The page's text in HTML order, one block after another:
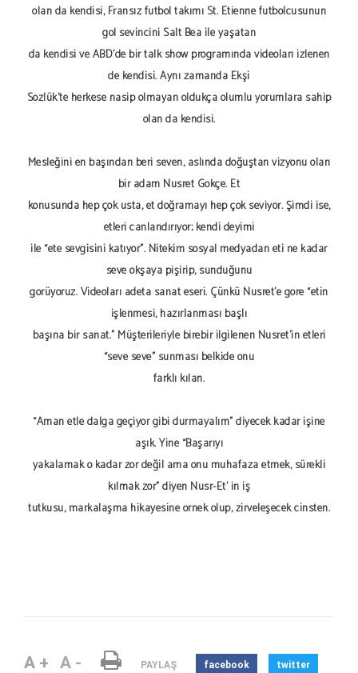
olan da kendisi, Fransız futbol takımı St. Etienne futbolcusunun
gol sevincini Salt Bea ile yaşatan
da kendisi ve ABD'de bir talk show programında videoları izlenen
de kendisi. Aynı zamanda Ekşi
Sözlük'te herkese nasip olmayan oldukça olumlu yorumlara sahip
olan da kendisi.
Mesleğini en başından beri seven, aslında doğuştan vizyonu olan
bir adam Nusret Gökçe. Et
konusunda hep çok usta, et doğramayı hep çok seviyor. Şimdi ise,
etleri canlandırıyor; kendi deyimi
ile “ete sevgisini katıyor”. Nitekim sosyal medyadan eti ne kadar
seve okşaya pişirip, sunduğunu
görüyoruz. Videoları adeta sanat eseri. Çünkü Nusret'e göre “etin
işlenmesi, hazırlanması başlı
başına bir sanat.” Müşterileriyle birebir ilgilenen Nusret'in etleri
“seve seve” sunması belkide onu
farklı kılan.
“Aman etle dalga geçiyor gibi durmayalım” diyecek kadar işine
aşık. Yine “Başarıyı
yakalamak o kadar zor değil ama onu muhafaza etmek, sürekli
kılmak zor” diyen Nusr-Et' in iş
tutkusu, markalaşma hikayesine örnek olup, zirveleşecek cinsten.
A + A - PAYLAŞ facebook
twitter